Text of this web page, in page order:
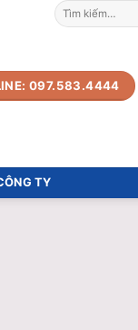
Tìm
kiếm:
097.583.4444
TY